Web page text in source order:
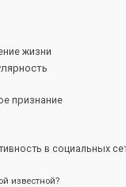
жизни
признание
в социальных
известной?